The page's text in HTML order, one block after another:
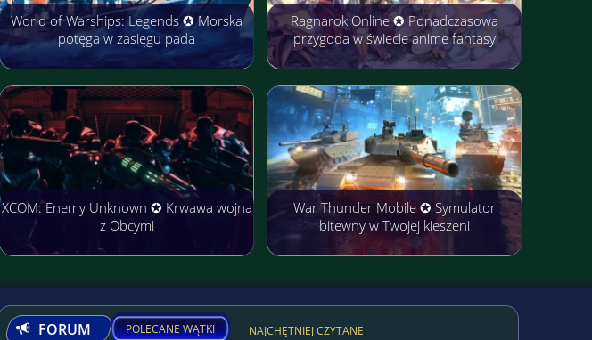
World of Warships: Legends ✪ Morska
potęga w zasięgu pada
Ragnarok Online ✪ Ponadczasowa
przygoda w świecie anime fantasy
XCOM: Enemy Unknown ✪ Krwawa wojna
z Obcymi
War Thunder Mobile ✪ Symulator
bitewny w Twojej kieszeni
FORUM POLECANE WĄTKI NAJCHĘTNIEJ CZYTANE